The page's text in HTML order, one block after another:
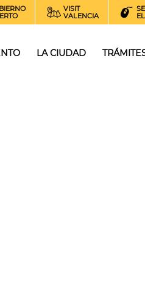
VISIT
VALENCIA
LA CIUDAD